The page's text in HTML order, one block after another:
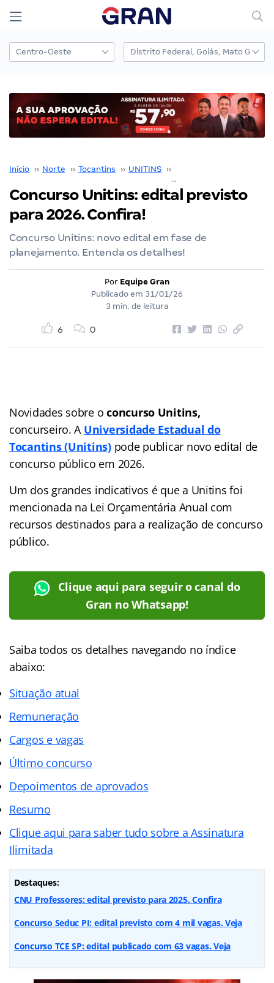
Início ›› Norte ›› Tocantins ›› UNITINS ››
Concurso Unitins: edital previsto
para 2026. Confira!
Concurso Unitins: novo edital em fase de
planejamento. Entenda os detalhes!
Por Equipe Gran
Publicado em 31/01/26
3 min. de leitura
6 0
Novidades sobre oconcurso Unitins,
concurseiro. A Universidade Estadual do
Tocantins (Unitins)pode publicar novo edital de
concurso público em 2026.
Um dos grandes indicativos é que a Unitins foi
mencionada na Lei Orçamentária Anual com
recursos destinados para a realização de concurso
público.
Clique aqui para seguir o canal do
Gran no Whatsapp!
Saiba todos os detalhes navegando no índice
abaixo:
Situação atual
Remuneração
Cargos e vagas
Último concurso
Depoimentos de aprovados
Resumo
Clique aqui para saber tudo sobre a Assinatura
Ilimitada
Destaques:
CNU Professores: edital previsto para 2025. Confira
Concurso Seduc PI: edital previsto com 4 mil vagas. Veja
Concurso TCE SP: edital publicado com 63 vagas. Veja